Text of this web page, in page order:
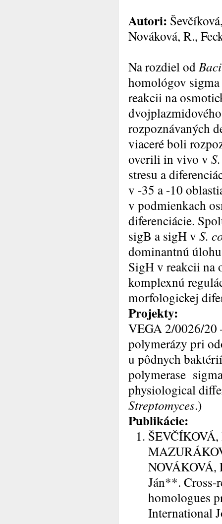
Autori:
Nováková, R.,
Na rozdiel od
homológov
reakcii na
rozpoznávaných
viaceré boli
overili in vivo v
stresu a
v -35 a -10
v podmienkach
diferenciácie.
sigB a sigH v S.
dominantnú
SigH v reakcii na
komplexnú
morfologickej
Projekty:
VEGA 2/0026/20
polymerázy pri
u pôdnych
polymerase
physiological
Streptomyces.)
Publikácie:
NOVÁKOVÁ,
Ján**. Cross-
homologues
International